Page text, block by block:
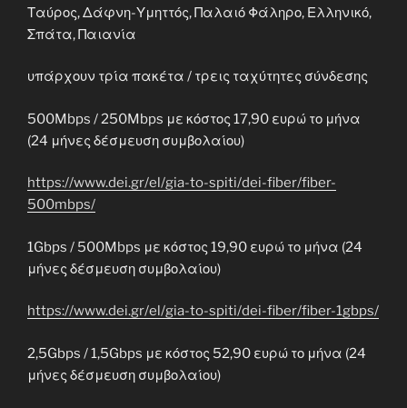
Ταύρος, Δάφνη-Υμηττός, Παλαιό Φάληρο, Ελληνικό,
Σπάτα, Παιανία
υπάρχουν τρία πακέτα / τρεις ταχύτητες σύνδεσης
500Mbps / 250Mbps με κόστος 17,90 ευρώ το μήνα
(24 μήνες δέσμευση συμβολαίου)
https://www.dei.gr/el/gia-to-spiti/dei-fiber/fiber-
500mbps/
1Gbps / 500Mbps με κόστος 19,90 ευρώ το μήνα (24
μήνες δέσμευση συμβολαίου)
https://www.dei.gr/el/gia-to-spiti/dei-fiber/fiber-1gbps/
2,5Gbps / 1,5Gbps με κόστος 52,90 ευρώ το μήνα (24
μήνες δέσμευση συμβολαίου)